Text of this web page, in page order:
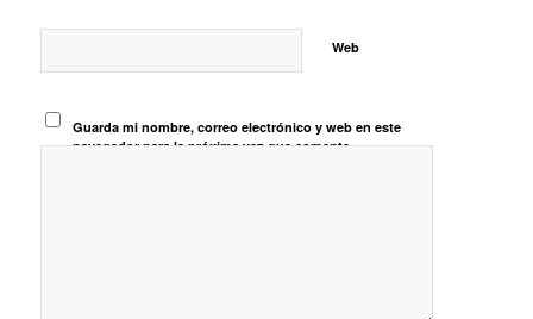
Web
Guarda mi nombre, correo electrónico y web en este
navegador para la próxima vez que comente.